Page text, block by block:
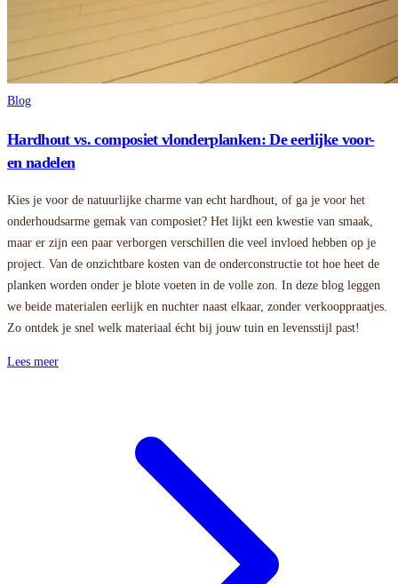
Blog
Hardhout vs. composiet vlonderplanken: De eerlijke voor-
en nadelen
Kies je voor de natuurlijke charme van echt hardhout, of ga je voor het
onderhoudsarme gemak van composiet? Het lijkt een kwestie van smaak,
maar er zijn een paar verborgen verschillen die veel invloed hebben op je
project. Van de onzichtbare kosten van de onderconstructie tot hoe heet de
planken worden onder je blote voeten in de volle zon. In deze blog leggen
we beide materialen eerlijk en nuchter naast elkaar, zonder verkooppraatjes.
Zo ontdek je snel welk materiaal écht bij jouw tuin en levensstijl past!
Lees meer